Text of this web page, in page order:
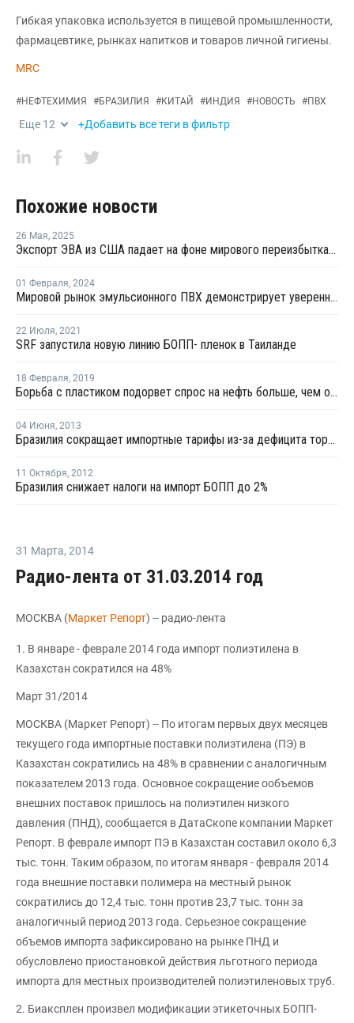
Гибкая упаковка используется в пищевой промышленности,
фармацевтике, рынках напитков и товаров личной гигиены.
MRC
#НЕФТЕХИМИЯ #БРАЗИЛИЯ #КИТАЙ #ИНДИЯ #НОВОСТЬ #ПВХ
Еще 12 +Добавить все теги в фильтр
Похожие новости
26 Мая, 2025
Экспорт ЭВА из США падает на фоне мирового переизбытка предложения
01 Февраля, 2024
Мировой рынок эмульсионного ПВХ демонстрирует уверенный рост
22 Июля, 2021
SRF запустила новую линию БОПП- пленок в Таиланде
18 Февраля, 2019
Борьба с пластиком подорвет спрос на нефть больше, чем ожидалось - Financial Times
04 Июня, 2013
Бразилия сокращает импортные тарифы из-за дефицита торгового баланса нефтехимической отрасли
11 Октября, 2012
Бразилия снижает налоги на импорт БОПП до 2%
31 Марта, 2014
Радио-лента от 31.03.2014 год
МОСКВА (Маркет Репорт) -- радио-лента
1. В январе - феврале 2014 года импорт полиэтилена в
Казахстан сократился на 48%
Март 31/2014
МОСКВА (Маркет Репорт) -- По итогам первых двух месяцев
текущего года импортные поставки полиэтилена (ПЭ) в
Казахстан сократились на 48% в сравнении с аналогичным
показателем 2013 года. Основное сокращение ообъемов
внешних поставок пришлось на полиэтилен низкого
давления (ПНД), сообщается в ДатаСкопе компании Маркет
Репорт. В феврале импорт ПЭ в Казахстан составил около 6,3
тыс. тонн. Таким образом, по итогам января - февраля 2014
года внешние поставки полимера на местный рынок
сократились до 12,4 тыс. тонн против 23,7 тыс. тонн за
аналогичный период 2013 года. Серьезное сокращение
объемов импорта зафиксировано на рынке ПНД и
обусловлено приостановкой действия льготного периода
импорта для местных производителей полиэтиленовых труб.
2. Биаксплен произвел модификации этикеточных БОПП-